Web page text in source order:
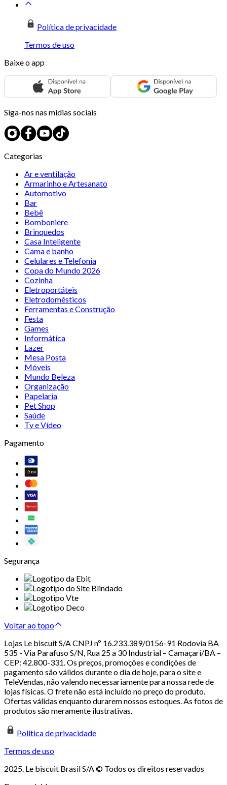
Política de privacidade
Termos de uso
Baixe o app
Siga-nos nas mídias sociais
Categorias
Ar e ventilação
Armarinho e Artesanato
Automotivo
Bar
Bebê
Bomboniere
Brinquedos
Casa Inteligente
Cama e banho
Celulares e Telefonia
Copa do Mundo 2026
Cozinha
Eletroportáteis
Eletrodomésticos
Ferramentas e Construção
Festa
Games
Informática
Lazer
Mesa Posta
Móveis
Mundo Beleza
Organização
Papelaria
Pet Shop
Saúde
Tv e Vídeo
Pagamento
Segurança
Voltar ao topo
Lojas Le biscuit S/A CNPJ nº 16.233.389/0156-91 Rodovia BA
535 - Via Parafuso S/N, Rua 25 a 30 Industrial – Camaçari/BA –
CEP: 42.800-331. Os preços, promoções e condições de
pagamento são válidos durante o dia de hoje, para o site e
TeleVendas, não valendo necessariamente para nossa rede de
lojas físicas. O frete não está incluído no preço do produto.
Ofertas válidas enquanto durarem nossos estoques. As fotos de
produtos são meramente ilustrativas.
Politica de privacidade
Termos de uso
2025. Le biscuit Brasil S/A © Todos os direitos reservados